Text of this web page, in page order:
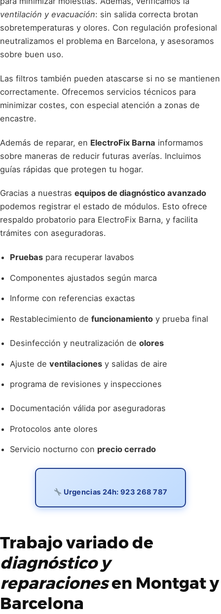
ventilación y evacuación: sin salida correcta brotan
sobretemperaturas y olores. Con regulación profesional
neutralizamos el problema en Barcelona, y asesoramos
sobre buen uso.
Las filtros también pueden atascarse si no se mantienen
correctamente. Ofrecemos servicios técnicos para
minimizar costes, con especial atención a zonas de
encastre.
Además de reparar, en ElectroFix Barna informamos
sobre maneras de reducir futuras averías. Incluimos
guías rápidas que protegen tu hogar.
Gracias a nuestras equipos de diagnóstico avanzado
podemos registrar el estado de módulos. Esto ofrece
respaldo probatorio para ElectroFix Barna, y facilita
trámites con aseguradoras.
Pruebas para recuperar lavabos
Componentes ajustados según marca
Informe con referencias exactas
Restablecimiento de funcionamiento y prueba final
Desinfección y neutralización de olores
Ajuste de ventilaciones y salidas de aire
programa de revisiones y inspecciones
Documentación válida por aseguradoras
Protocolos ante olores
Servicio nocturno con precio cerrado
Urgencias 24h: 923 268 787
Trabajo variado de
diagnóstico y
reparacionesen Montgat y
Barcelona